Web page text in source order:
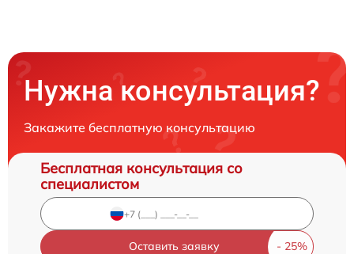
Нужна консультация?
Закажите бесплатную консультацию
Бесплатная консультация со
специалистом
Оставить заявку